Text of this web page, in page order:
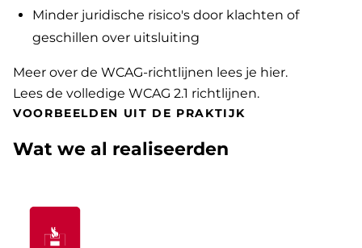
Minder juridische risico's door klachten of
geschillen over uitsluiting
Meer over de WCAG-richtlijnen lees je hier.
Lees de volledige WCAG 2.1 richtlijnen.
VOORBEELDEN UIT DE PRAKTIJK
Wat we al realiseerden